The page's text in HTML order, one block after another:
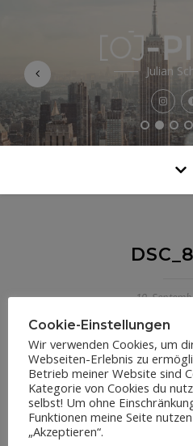
Julian
19.
Cookie-Einstellungen
Wir verwenden Cookies, um
Webseiten-Erlebnis zu
Betrieb meiner Website sind
Kategorie von Cookies du
selbst! Um ohne
Funktionen meine Seite
„Akzeptieren“.